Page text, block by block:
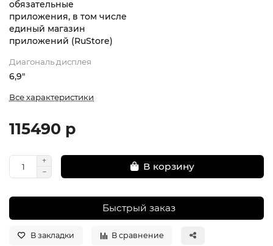
обязательные
приложения, в том числе
единый магазин
приложений (RuStore)
Диагональ дисплея
6,9"
Все характеристики
115490 р
В корзину
Быстрый заказ
В закладки В сравнение